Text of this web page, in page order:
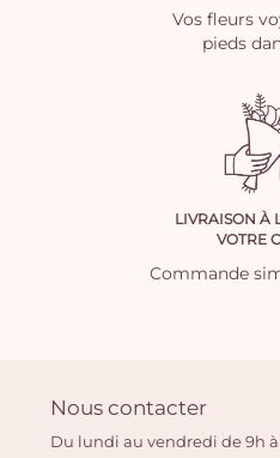
Vos fleurs
pieds
LIVRAISON À
VOTRE
Commande
Nous contacter
Du lundi au vendredi de 9h à